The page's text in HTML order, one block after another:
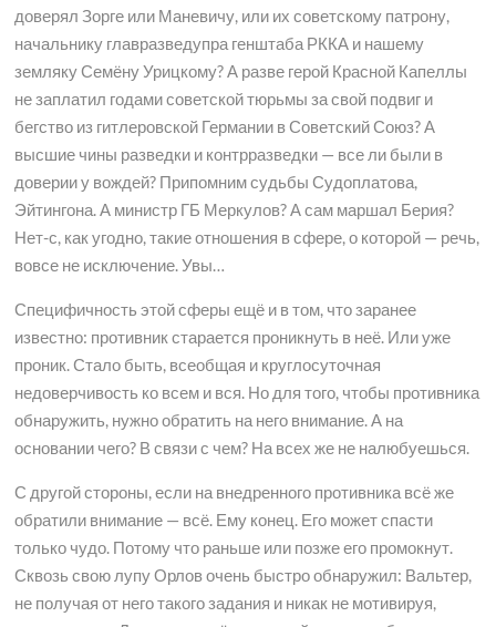
доверял Зорге или Маневичу, или их советскому патрону,
начальнику главразведупра генштаба РККА и нашему
земляку Семёну Урицкому? А разве герой Красной Капеллы
не заплатил годами советской тюрьмы за свой подвиг и
бегство из гитлеровской Германии в Советский Союз? А
высшие чины разведки и контрразведки — все ли были в
доверии у вождей? Припомним судьбы Судоплатова,
Эйтингона. А министр ГБ Меркулов? А сам маршал Берия?
Нет-с, как угодно, такие отношения в сфере, о которой — речь,
вовсе не исключение. Увы…
Специфичность этой сферы ещё и в том, что заранее
известно: противник старается проникнуть в неё. Или уже
проник. Стало быть, всеобщая и круглосуточная
недоверчивость ко всем и вся. Но для того, чтобы противника
обнаружить, нужно обратить на него внимание. А на
основании чего? В связи с чем? На всех же не налюбуешься.
С другой стороны, если на внедренного противника всё же
обратили внимание — всё. Ему конец. Его может спасти
только чудо. Потому что раньше или позже его промокнут.
Сквозь свою лупу Орлов очень быстро обнаружил: Вальтер,
не получая от него такого задания и никак не мотивируя,